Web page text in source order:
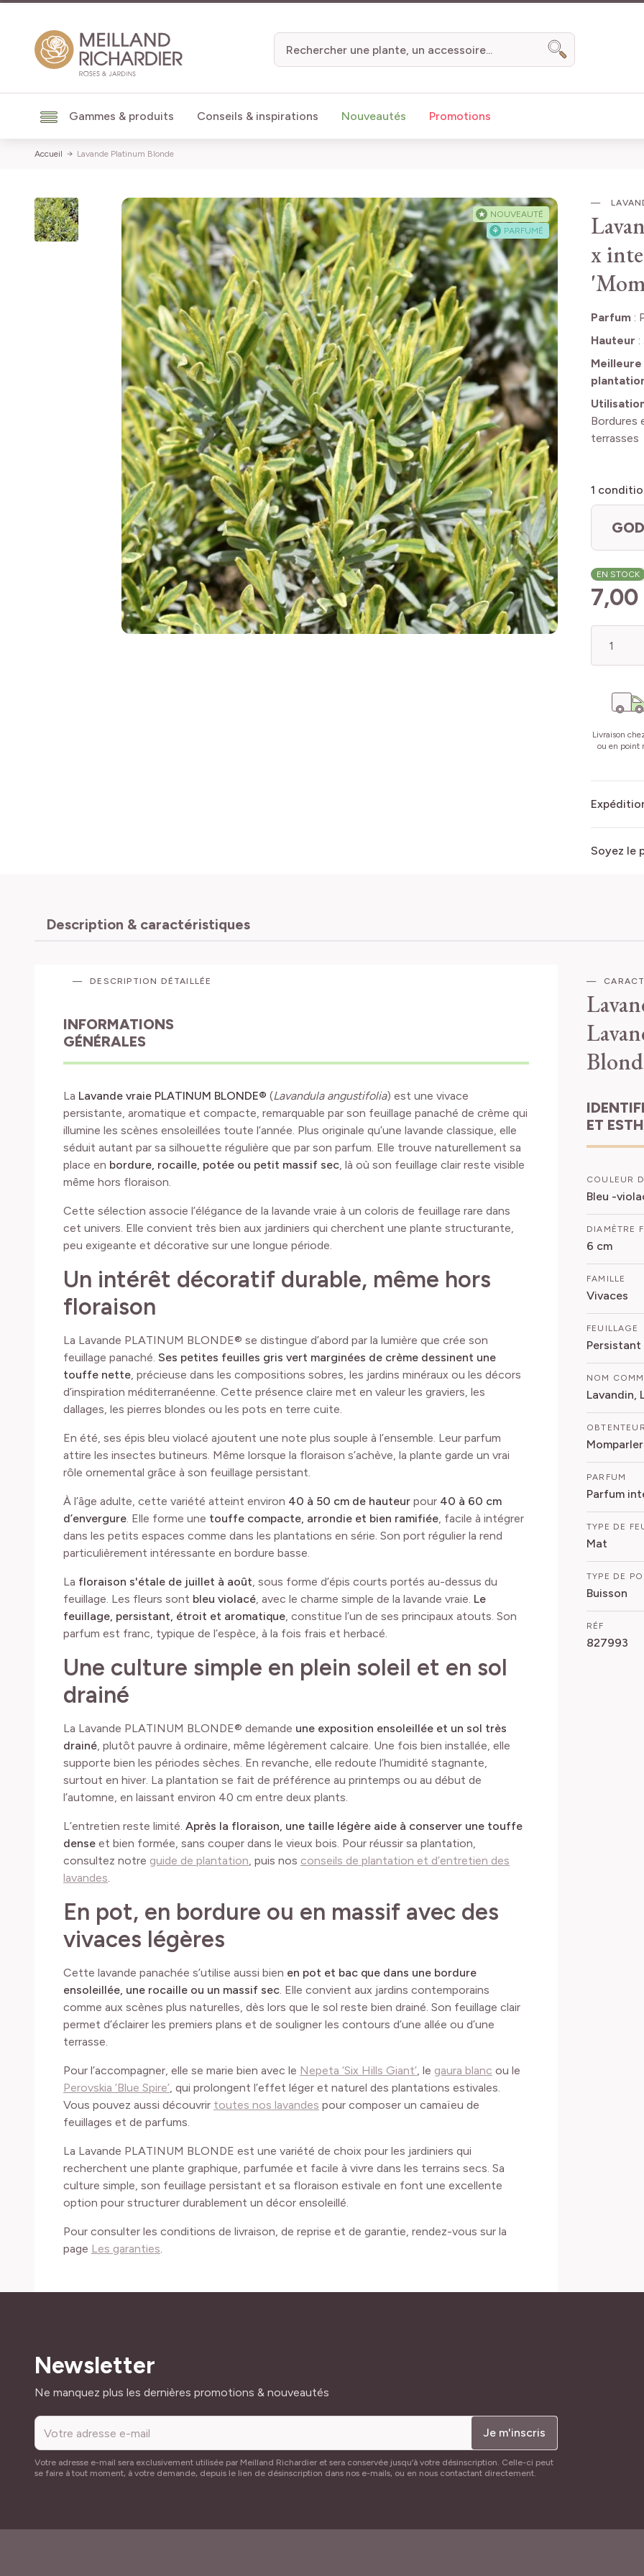
Gammes & produits Conseils & inspirations Nouveautés Promotions
Chercher
Accueil Lavande Platinum Blonde
★ NOUVEAUTÉ
⚘
PARFUMÉ
x
Parfum:
Hauteur :
Bordures
terrasses
1
EN STOCK
Livraison
ou en point
Soyez le
Description & caractéristiques
DESCRIPTION DÉTAILLÉE
INFORMATIONS
GÉNÉRALES
La Lavande vraie PLATINUM BLONDE® (Lavandula angustifolia) est une vivace
persistante, aromatique et compacte, remarquable par son feuillage panaché de crème qui
illumine les scènes ensoleillées toute l’année. Plus originale qu’une lavande classique, elle
séduit autant par sa silhouette régulière que par son parfum. Elle trouve naturellement sa
place en bordure, rocaille, potée ou petit massif sec, là où son feuillage clair reste visible
même hors floraison.
Cette sélection associe l’élégance de la lavande vraie à un coloris de feuillage rare dans
cet univers. Elle convient très bien aux jardiniers qui cherchent une plante structurante,
peu exigeante et décorative sur une longue période.
Un intérêt décoratif durable, même hors
floraison
La Lavande PLATINUM BLONDE® se distingue d’abord par la lumière que crée son
feuillage panaché. Ses petites feuilles gris vert marginées de crème dessinent une
touffe nette, précieuse dans les compositions sobres, les jardins minéraux ou les décors
d’inspiration méditerranéenne. Cette présence claire met en valeur les graviers, les
dallages, les pierres blondes ou les pots en terre cuite.
En été, ses épis bleu violacé ajoutent une note plus souple à l’ensemble. Leur parfum
attire les insectes butineurs. Même lorsque la floraison s’achève, la plante garde un vrai
rôle ornemental grâce à son feuillage persistant.
À l’âge adulte, cette variété atteint environ 40 à 50 cm de hauteur pour 40 à 60 cm
d’envergure. Elle forme une touffe compacte, arrondie et bien ramifiée, facile à intégrer
dans les petits espaces comme dans les plantations en série. Son port régulier la rend
particulièrement intéressante en bordure basse.
La floraison s'étale de juillet à août, sous forme d’épis courts portés au-dessus du
feuillage. Les fleurs sont bleu violacé, avec le charme simple de la lavande vraie. Le
feuillage, persistant, étroit et aromatique, constitue l’un de ses principaux atouts. Son
parfum est franc, typique de l’espèce, à la fois frais et herbacé.
Une culture simple en plein soleil et en sol
drainé
La Lavande PLATINUM BLONDE® demande une exposition ensoleillée et un sol très
drainé, plutôt pauvre à ordinaire, même légèrement calcaire. Une fois bien installée, elle
supporte bien les périodes sèches. En revanche, elle redoute l’humidité stagnante,
surtout en hiver. La plantation se fait de préférence au printemps ou au début de
l’automne, en laissant environ 40 cm entre deux plants.
L’entretien reste limité. Après la floraison, une taille légère aide à conserver une touffe
dense et bien formée, sans couper dans le vieux bois. Pour réussir sa plantation,
consultez notre guide de plantation, puis nos conseils de plantation et d’entretien des
lavandes.
En pot, en bordure ou en massif avec des
vivaces légères
Cette lavande panachée s’utilise aussi bien en pot et bac que dans une bordure
ensoleillée, une rocaille ou un massif sec. Elle convient aux jardins contemporains
comme aux scènes plus naturelles, dès lors que le sol reste bien drainé. Son feuillage clair
permet d’éclairer les premiers plans et de souligner les contours d’une allée ou d’une
terrasse.
Pour l’accompagner, elle se marie bien avec le Nepeta ‘Six Hills Giant’, le gaura blanc ou le
Perovskia ‘Blue Spire’, qui prolongent l’effet léger et naturel des plantations estivales.
Vous pouvez aussi découvrir toutes nos lavandes pour composer un camaïeu de
feuillages et de parfums.
La Lavande PLATINUM BLONDE est une variété de choix pour les jardiniers qui
recherchent une plante graphique, parfumée et facile à vivre dans les terrains secs. Sa
culture simple, son feuillage persistant et sa floraison estivale en font une excellente
option pour structurer durablement un décor ensoleillé.
Pour consulter les conditions de livraison, de reprise et de garantie, rendez-vous sur la
page Les garanties.
IDENTIFICATION
ET
COULEUR
Bleu -
DIAMÈTRE
6 cm
FAMILLE
Vivaces
FEUILLAGE
Persistant
NOM
Lavandin,
OBTENTEUR
PARFUM
Parfum
TYPE DE
Mat
TYPE DE
Buisson
RÉF
827993
Newsletter
Adresse mail
Ne manquez plus les dernières promotions & nouveautés
Je m'inscris
Votre adresse e-mail sera exclusivement utilisée par Meilland Richardier et sera conservée jusqu’à votre désinscription. Celle-ci peut
se faire à tout moment, à votre demande, depuis le lien de désinscription dans nos e-mails, ou en nous contactant directement.